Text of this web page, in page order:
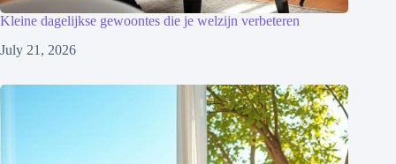
Kleine dagelijkse gewoontes die je welzijn verbeteren
July 21, 2026